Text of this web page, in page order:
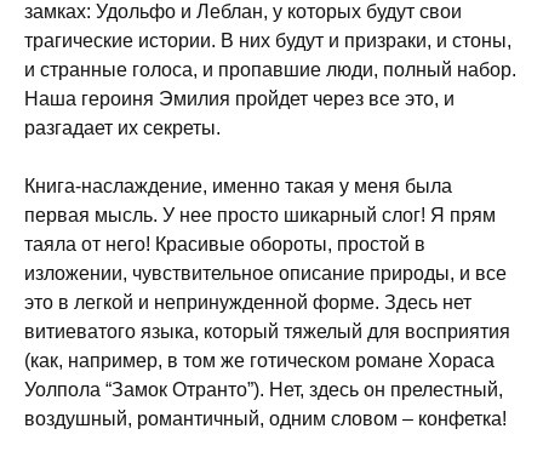
замках: Удольфо и Леблан, у которых будут свои
трагические истории. В них будут и призраки, и стоны,
и странные голоса, и пропавшие люди, полный набор.
Наша героиня Эмилия пройдет через все это, и
разгадает их секреты.
Книга-наслаждение, именно такая у меня была
первая мысль. У нее просто шикарный слог! Я прям
таяла от него! Красивые обороты, простой в
изложении, чувствительное описание природы, и все
это в легкой и непринужденной форме. Здесь нет
витиеватого языка, который тяжелый для восприятия
(как, например, в том же готическом романе Хораса
Уолпола “Замок Отранто”). Нет, здесь он прелестный,
воздушный, романтичный, одним словом – конфетка!